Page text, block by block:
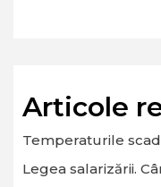
Articole
Temperaturile
Legea salarizării.